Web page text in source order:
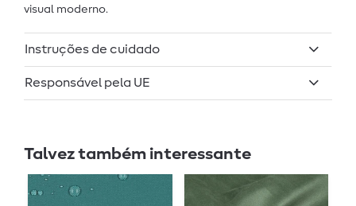
visual moderno.
Instruções de cuidado
Responsável pela UE
Talvez também interessante